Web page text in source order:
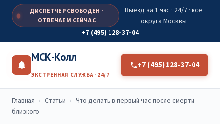
ДИСПЕТЧЕР СВОБОДЕН ·
ОТВЕЧАЕМ СЕЙЧАС
Выезд за 1 час · 24/7 · все
округа Москвы
+7 (495) 128-37-04
МСК-Колл
ЭКСТРЕННАЯ СЛУЖБА · 24/7
+7 (495) 128-37-04
Главная › Статьи › Что делать в первый час после смерти
близкого